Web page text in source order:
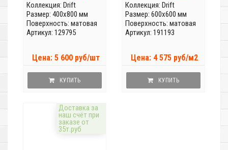
Коллекция: Drift
Размер: 400x800 мм
Поверхность: матовая
Артикул: 129795
Цена: 5 600 руб/шт
КУПИТЬ
Коллекция: Drift
Размер: 600x600 мм
Поверхность: матовая
Артикул: 191193
Цена: 4 575 руб/м2
КУПИТЬ
Доставка за
наш счёт при
заказе от
35т.руб